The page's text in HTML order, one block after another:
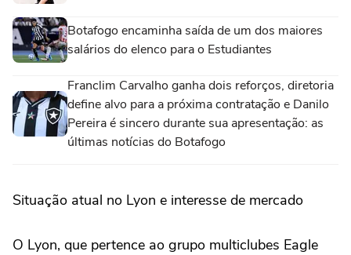
Botafogo encaminha saída de um dos maiores
salários do elenco para o Estudiantes
Franclim Carvalho ganha dois reforços, diretoria
define alvo para a próxima contratação e Danilo
Pereira é sincero durante sua apresentação: as
últimas notícias do Botafogo
Situação atual no Lyon e interesse de mercado
O Lyon, que pertence ao grupo multiclubes Eagle